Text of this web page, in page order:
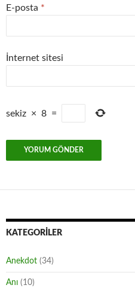
E-posta *
İnternet sitesi
sekiz × 8 =
KATEGORILER
Anekdot (34)
Anı (10)